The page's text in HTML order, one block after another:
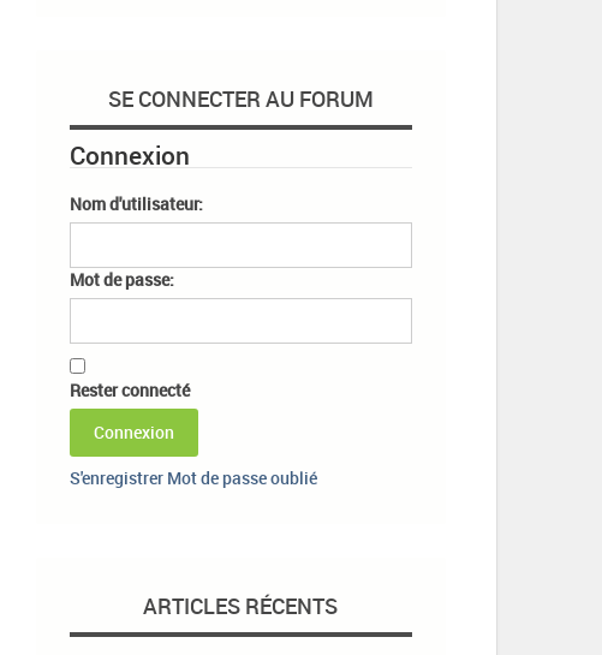
SE CONNECTER AU FORUM
Connexion
Nom d'utilisateur:
Mot de passe:
Rester connecté
Connexion
S'enregistrer Mot de passe oublié
ARTICLES RÉCENTS